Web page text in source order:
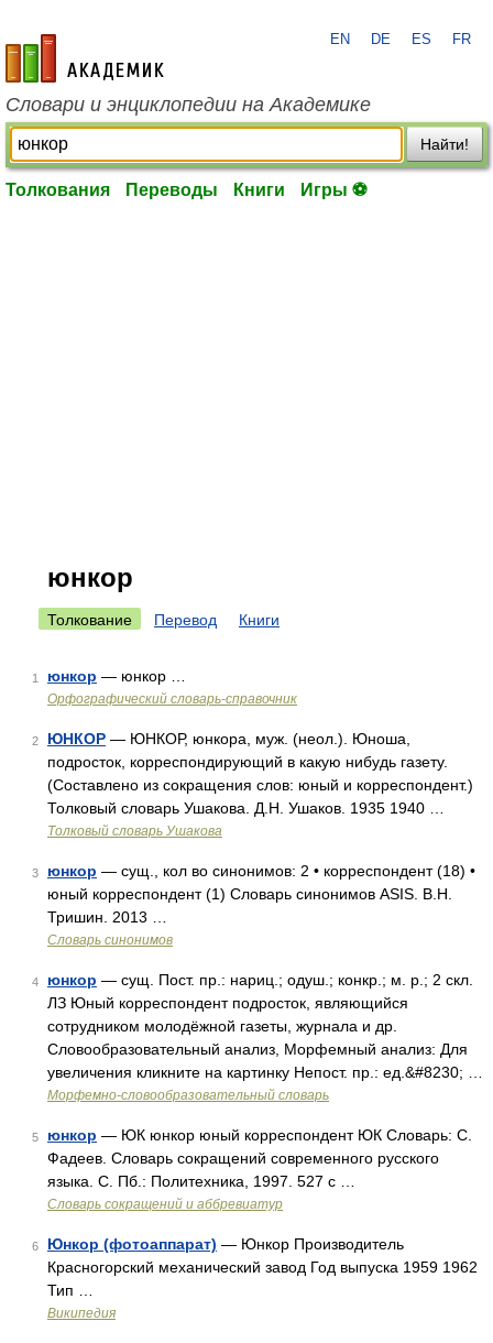
academic.ru
EN DE ES FR
Словари и энциклопедии на Академике
Найти!
Толкования Переводы Книги Игры ⚽
юнкор
Толкование Перевод Книги
1 юнкор — юнкор …
Орфографический словарь-справочник
2 ЮНКОР — ЮНКОР, юнкора, муж. (неол.). Юноша,
подросток, корреспондирующий в какую нибудь газету.
(Составлено из сокращения слов: юный и корреспондент.)
Толковый словарь Ушакова. Д.Н. Ушаков. 1935 1940 …
Толковый словарь Ушакова
3 юнкор — сущ., кол во синонимов: 2 • корреспондент (18) •
юный корреспондент (1) Словарь синонимов ASIS. В.Н.
Тришин. 2013 …
Словарь синонимов
4 юнкор — сущ. Пост. пр.: нариц.; одуш.; конкр.; м. р.; 2 скл.
ЛЗ Юный корреспондент подросток, являющийся
сотрудником молодёжной газеты, журнала и др.
Словообразовательный анализ, Морфемный анализ: Для
увеличения кликните на картинку Непост. пр.: ед.&#8230; …
Морфемно-словообразовательный словарь
5 юнкор — ЮК юнкор юный корреспондент ЮК Словарь: С.
Фадеев. Словарь сокращений современного русского
языка. С. Пб.: Политехника, 1997. 527 с …
Словарь сокращений и аббревиатур
6 Юнкор (фотоаппарат) — Юнкор Производитель
Красногорский механический завод Год выпуска 1959 1962
Тип …
Википедия